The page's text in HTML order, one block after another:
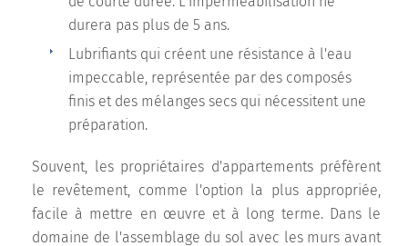
durera pas plus de 5 ans.
Lubrifiants qui créent une résistance à l'eau
impeccable, représentée par des composés
finis et des mélanges secs qui nécessitent une
préparation.
Souvent, les propriétaires d'appartements préfèrent
le revêtement, comme l'option la plus appropriée,
facile à mettre en œuvre et à long terme. Dans le
domaine de l'assemblage du sol avec les murs avant